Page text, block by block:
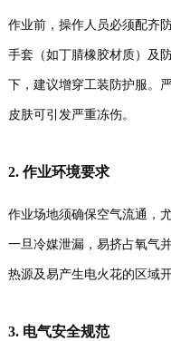
作业前，操作人员必须配齐
手套（如丁腈橡胶材质）及
下，建议增穿工装防护服。
皮肤可引发严重冻伤。
2. 作业环境要求
作业场地须确保空气流通，
一旦冷媒泄漏，易挤占氧气
热源及易产生电火花的区域
3. 电气安全规范